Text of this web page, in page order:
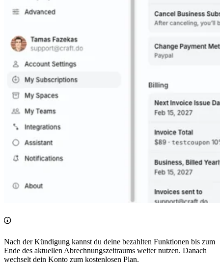
Nach der Kündigung kannst du deine bezahlten Funktionen bis zum
Ende des aktuellen Abrechnungszeitraums weiter nutzen. Danach
wechselt dein Konto zum kostenlosen Plan.